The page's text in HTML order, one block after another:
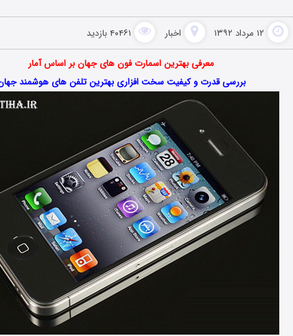
۱۲ مرداد ۱۳۹۲ اخبار ۴۰۴۶۱ بازدید
معرفی بهترین اسمارت فون های جهان بر اساس آمار
بررسی قدرت و کیفیت سخت افزاری بهترین تلفن های هوشمند